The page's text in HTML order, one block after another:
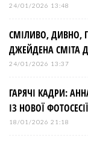
24/01/2026 13:48
СМІЛИВО, ДИВНО,
ДЖЕЙДЕНА СМІТА
24/01/2026 13:37
ГАРЯЧІ КАДРИ:
ІЗ НОВОЇ ФОТОСЕСІЇ
18/01/2026 21:18